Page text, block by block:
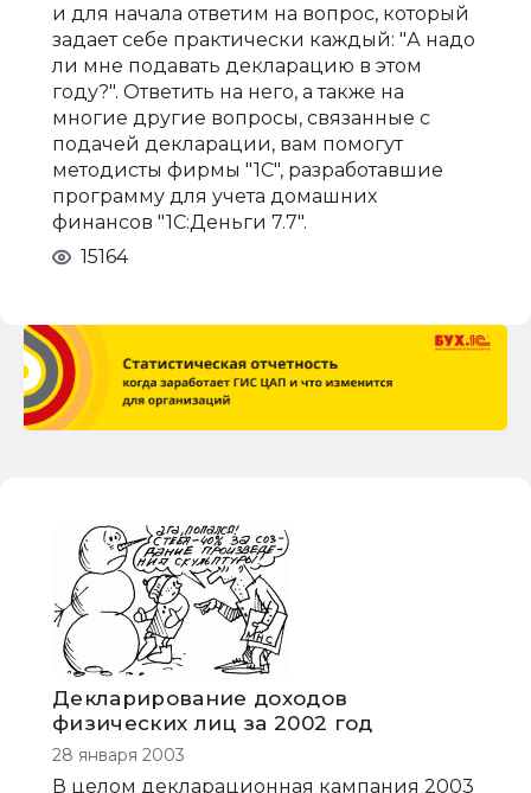
и для начала ответим на вопрос, который
задает себе практически каждый: "А надо
ли мне подавать декларацию в этом
году?". Ответить на него, а также на
многие другие вопросы, связанные с
подачей декларации, вам помогут
методисты фирмы "1С", разработавшие
программу для учета домашних
финансов "1С:Деньги 7.7".
15164
Декларирование доходов
физических лиц за 2002 год
28 января 2003
В целом декларационная кампания 2003